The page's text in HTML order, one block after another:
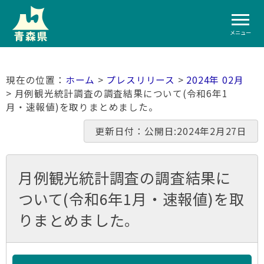
メニュー
ホーム > プレスリリース > 2024年 02月
> 月例観光統計調査の調査結果について(令和6年1
月・速報値)を取りまとめました。
更新日付：公開日:2024年2月27日
月例観光統計調査の調査結果に
ついて(令和6年1月・速報値)を取
りまとめました。